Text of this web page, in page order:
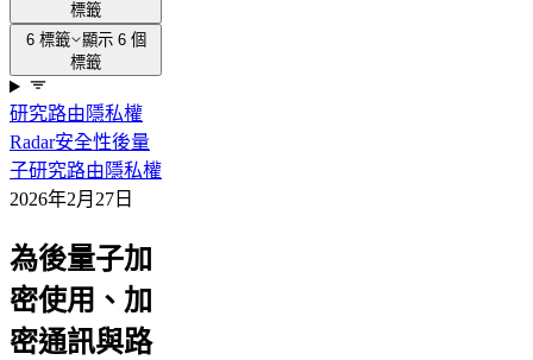
標籤
6 標籤
顯示 6 個
標籤
研究路由隱私權
Radar安全性後量
子研究路由隱私權
2026年2月27日
為後量子加
密使用、加
密通訊與路